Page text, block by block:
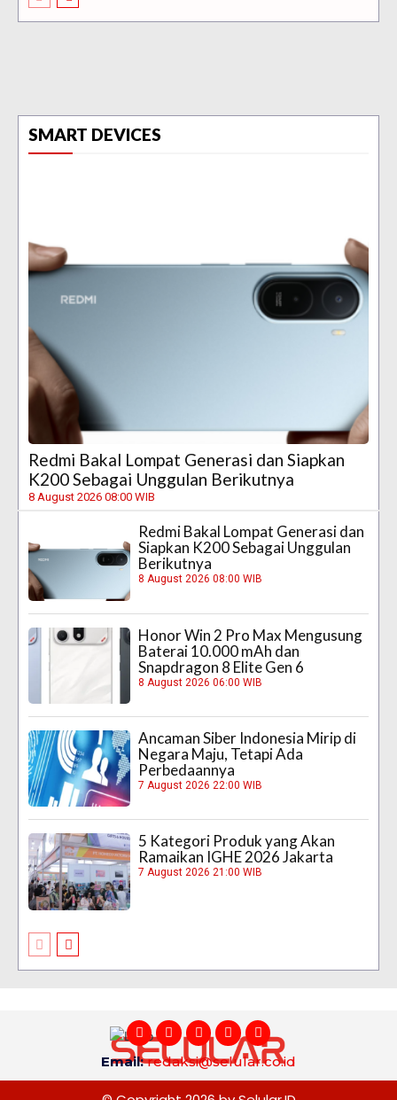
SMART DEVICES
Redmi Bakal Lompat Generasi dan Siapkan
K200 Sebagai Unggulan Berikutnya
8 August 2026 08:00 WIB
Redmi Bakal Lompat Generasi dan
Siapkan K200 Sebagai Unggulan
Berikutnya
8 August 2026 08:00 WIB
Honor Win 2 Pro Max Mengusung
Baterai 10.000 mAh dan
Snapdragon 8 Elite Gen 6
8 August 2026 06:00 WIB
Ancaman Siber Indonesia Mirip di
Negara Maju, Tetapi Ada
Perbedaannya
7 August 2026 22:00 WIB
5 Kategori Produk yang Akan
Ramaikan IGHE 2026 Jakarta
7 August 2026 21:00 WIB
Email:redaksi@selular.co.id